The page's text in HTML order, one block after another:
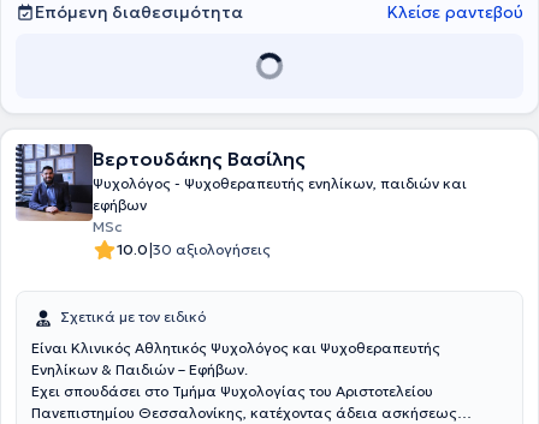
Επόμενη διαθεσιμότητα
Κλείσε ραντεβού
Βερτουδάκης Βασίλης
Ψυχολόγος - Ψυχοθεραπευτής ενηλίκων, παιδιών και
εφήβων
MSc
10.0|30 αξιολογήσεις
Σχετικά με τον ειδικό
Eίναι Κλινικός Αθλητικός Ψυχολόγος και Ψυχοθεραπευτής
Ενηλίκων & Παιδιών – Εφήβων.
Έχει σπουδάσει στο Τμήμα Ψυχολογίας του Αριστοτελείου
Πανεπιστημίου Θεσσαλονίκης, κατέχοντας άδεια ασκήσεως